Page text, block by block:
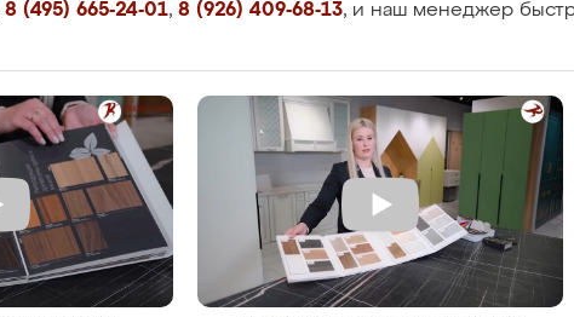
8 (495) 665-24-01, 8 (926) 409-68-13, и наш менеджер